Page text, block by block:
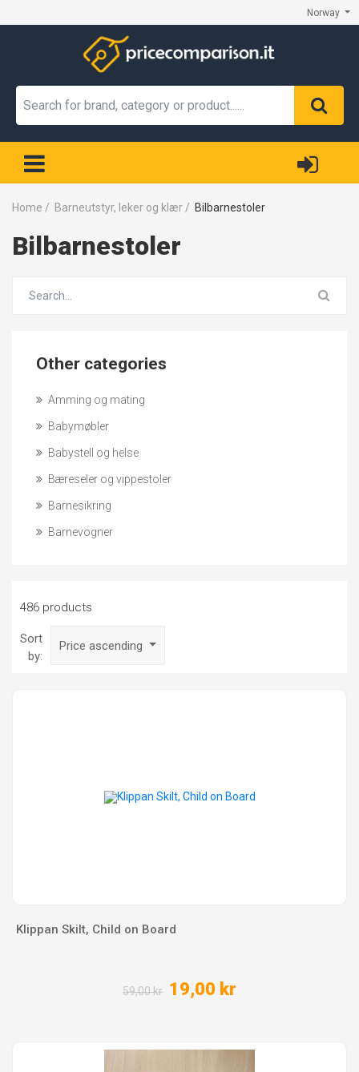
Norway
Home / Barneutstyr, leker og klær / Bilbarnestoler
Bilbarnestoler
Other categories
Amming og mating
Babymøbler
Babystell og helse
Bæreseler og vippestoler
Barnesikring
Barnevogner
486 products
Sort
by:
Price ascending
Klippan Skilt, Child on Board
59,00 kr 19,00 kr